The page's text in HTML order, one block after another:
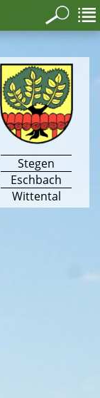
Stegen
Eschbach
Wittental